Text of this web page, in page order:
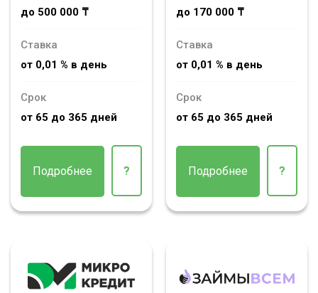
до 500 000 ₸
Ставка
от 0,01 % в день
Срок
от 65 до 365 дней
Подробнее ?
до 170 000 ₸
Ставка
от 0,01 % в день
Срок
от 65 до 365 дней
Подробнее ?